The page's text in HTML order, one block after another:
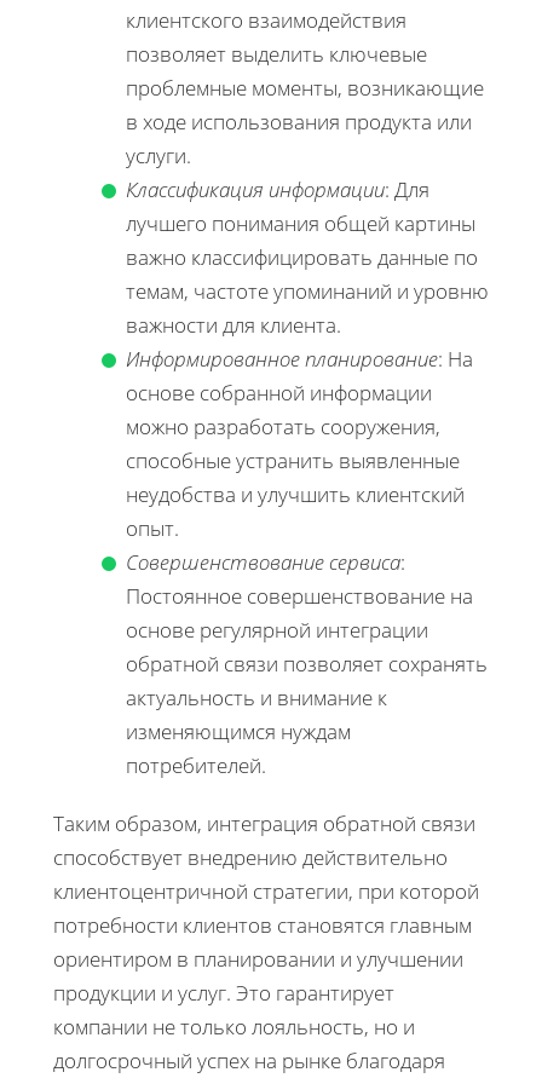
клиентского взаимодействия
позволяет выделить ключевые
проблемные моменты, возникающие
в ходе использования продукта или
услуги.
Классификация информации: Для
лучшего понимания общей картины
важно классифицировать данные по
темам, частоте упоминаний и уровню
важности для клиента.
Информированное планирование: На
основе собранной информации
можно разработать сооружения,
способные устранить выявленные
неудобства и улучшить клиентский
опыт.
Совершенствование сервиса:
Постоянное совершенствование на
основе регулярной интеграции
обратной связи позволяет сохранять
актуальность и внимание к
изменяющимся нуждам
потребителей.
Таким образом, интеграция обратной связи
способствует внедрению действительно
клиентоцентричной стратегии, при которой
потребности клиентов становятся главным
ориентиром в планировании и улучшении
продукции и услуг. Это гарантирует
компании не только лояльность, но и
долгосрочный успех на рынке благодаря